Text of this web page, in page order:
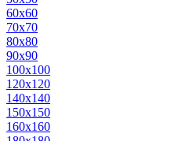
60х60
70х70
80х80
90х90
100х100
120х120
140х140
150х150
160х160